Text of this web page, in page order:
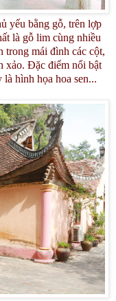
yếu bằng gỗ, trên lợp
là gỗ lim cùng nhiều
trong mái đình các cột,
xảo. Đặc điểm nổi bật
là hình họa hoa sen...